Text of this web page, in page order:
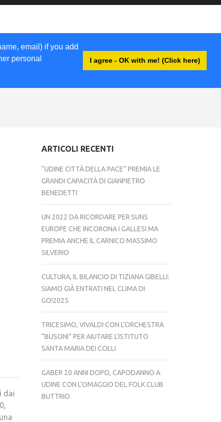
email) if you add
personal
I agree - OK with me! (Click here)
ACCEDI
dai
ARTICOLI RECENTI
“UDINE CITTÀ DELLA PACE” PREMIA LE
GRANDI CAPACITÀ DI GIANPIETRO
BENEDETTI
UN 2022 DA RICORDARE PER SUNS
EUROPE CHE INCORONA I GALLESI MA
PREMIA ANCHE IL CARNICO MASSIMO
SILVERIO
CULTURA, IL BILANCIO DI TIZIANA GIBELLI:
SIAMO GIÀ ENTRATI NEL CLIMA DI
GO!2025
TRICESIMO, VIVALDI CON L’ORCHESTRA
“BUSONI” PER AIUTARE L’ISTITUTO
SANTA MARIA DEI COLLI
GABER 20 ANNI DOPO, CAPODANNO A
UDINE CON L’OMAGGIO DEL FOLK CLUB
BUTTRIO